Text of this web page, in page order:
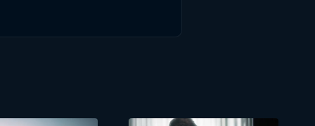
istediğini dile getirince ortam bir